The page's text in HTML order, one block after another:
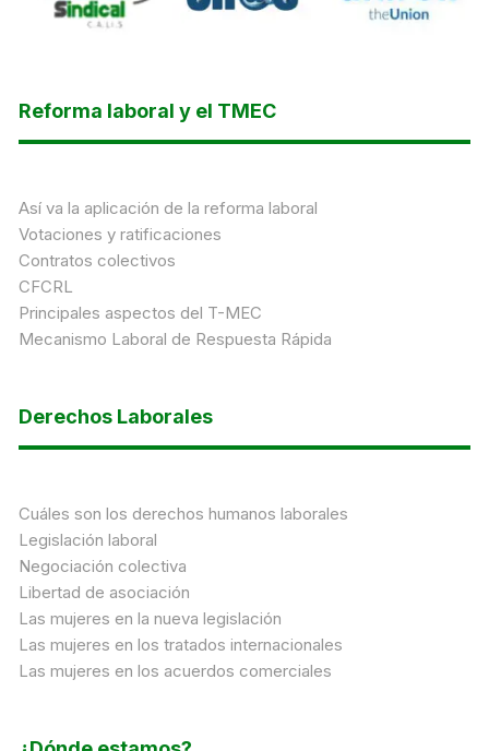
Reforma laboral y el TMEC
Así va la aplicación de la reforma laboral
Votaciones y ratificaciones
Contratos colectivos
CFCRL
Principales aspectos del T-MEC
Mecanismo Laboral de Respuesta Rápida
Derechos Laborales
Cuáles son los derechos humanos laborales
Legislación laboral
Negociación colectiva
Libertad de asociación
Las mujeres en la nueva legislación
Las mujeres en los tratados internacionales
Las mujeres en los acuerdos comerciales